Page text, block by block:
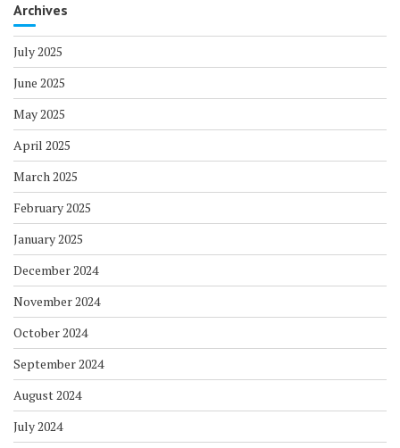
Archives
July 2025
June 2025
May 2025
April 2025
March 2025
February 2025
January 2025
December 2024
November 2024
October 2024
September 2024
August 2024
July 2024